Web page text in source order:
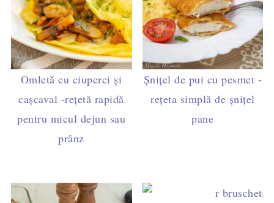
Omletă cu ciuperci și
cașcaval -rețetă rapidă
pentru micul dejun sau
prânz
Șnițel de pui cu pesmet -
rețeta simplă de șnițel
pane